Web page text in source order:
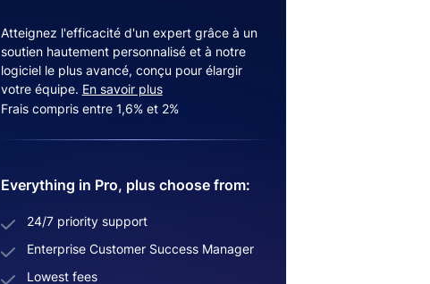
Atteignez l'efficacité d'un expert grâce à un
soutien hautement personnalisé et à notre
logiciel le plus avancé, conçu pour élargir
votre équipe. En savoir plus
Frais compris entre 1,6% et 2%
Everything in Pro, plus choose from:
24/7 priority support
Enterprise Customer Success Manager
Lowest fees